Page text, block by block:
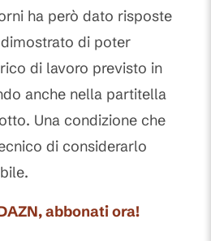
ha però dato risposte
di poter
di lavoro previsto in
anche nella partitella
Una condizione che
di considerarlo
abbonati ora!